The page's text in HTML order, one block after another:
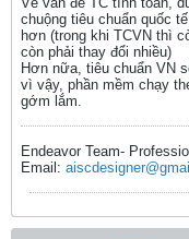
chuộng tiêu chuẩn quốc
hơn (trong khi TCVN thì
còn phải thay đổi nhiều)
Hơn nữa, tiêu chuẩn VN
vì vậy, phần mềm chạy
gớm lắm.
Endeavor Team-
Email: